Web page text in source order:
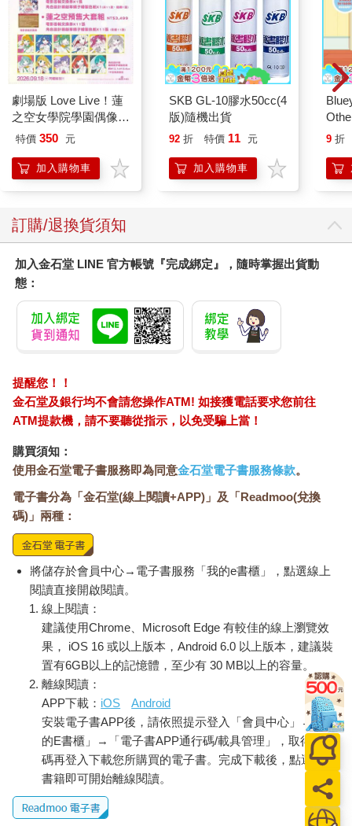
劇場版 Love Live！蓮
之空女學院學園偶像俱
樂部 Bloom Garden
特價 350 元
加入購物車
SKB GL-10膠水50cc(4
版)隨機出貨
92 折 特價 11 元
加入購物車
9 折
訂購/退換貨須知
加入金石堂 LINE 官方帳號『完成綁定』，隨時掌握出貨動
態：
提醒您！！
金石堂及銀行均不會請您操作ATM! 如接獲電話要求您前往
ATM提款機，請不要聽從指示，以免受騙上當！
購買須知：
使用金石堂電子書服務即為同意金石堂電子書服務條款。
電子書分為「金石堂(線上閱讀+APP)」及「Readmoo(兌換
碼)」兩種：
將儲存於會員中心→電子書服務「我的e書櫃」，點選線上
閱讀直接開啟閱讀。
線上閱讀：
建議使用Chrome、Microsoft Edge 有較佳的線上瀏覽效
果， iOS 16 或以上版本，Android 6.0 以上版本，建議裝
置有6GB以上的記憶體，至少有 30 MB以上的容量。
離線閱讀：
APP下載： iOS
Android
安裝電子書APP後，請依照提示登入「會員中心」→「我
的E書櫃」→「電子書APP通行碼/載具管理」，取得通行
碼再登入下載您所購買的電子書。完成下載後，點選任一
書籍即可開始離線閱讀。